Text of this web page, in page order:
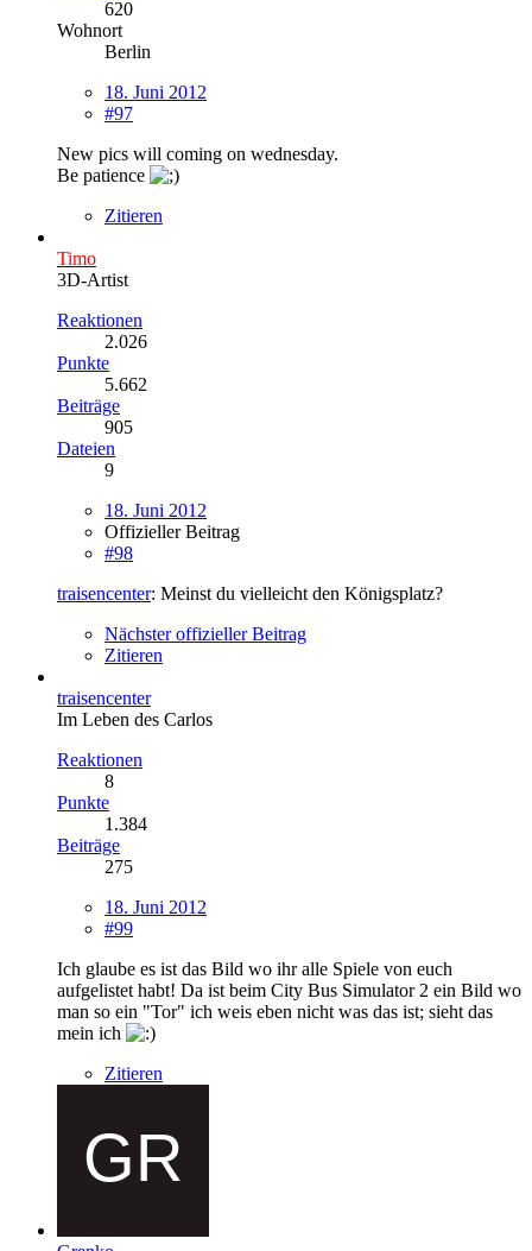
620
Wohnort
Berlin
18. Juni 2012
#97
New pics will coming on wednesday.
Be patience
Zitieren
Timo
3D-Artist
Reaktionen
2.026
Punkte
5.662
Beiträge
905
Dateien
9
18. Juni 2012
Offizieller Beitrag
#98
traisencenter: Meinst du vielleicht den Königsplatz?
Nächster offizieller Beitrag
Zitieren
traisencenter
Im Leben des Carlos
Reaktionen
8
Punkte
1.384
Beiträge
275
18. Juni 2012
#99
Ich glaube es ist das Bild wo ihr alle Spiele von euch
aufgelistet habt! Da ist beim City Bus Simulator 2 ein Bild wo
man so ein "Tor" ich weis eben nicht was das ist; sieht das
mein ich
Zitieren